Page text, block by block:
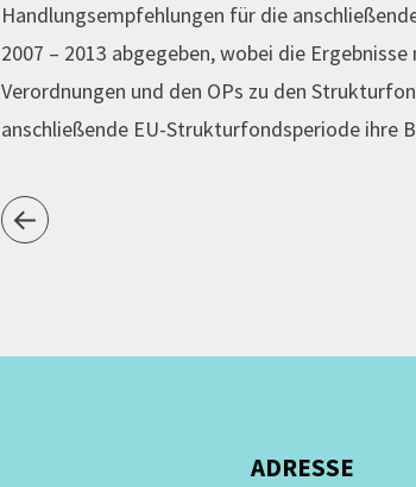
Handlungsempfehlungen für die
2007 – 2013 abgegeben, wobei die
Verordnungen und den OPs zu den
anschließende EU-Strukturfondsperiode ihre
ADRESSE